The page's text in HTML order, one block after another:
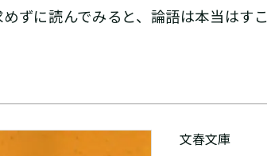
めずに読んでみると、論語は本当はす
文春文庫